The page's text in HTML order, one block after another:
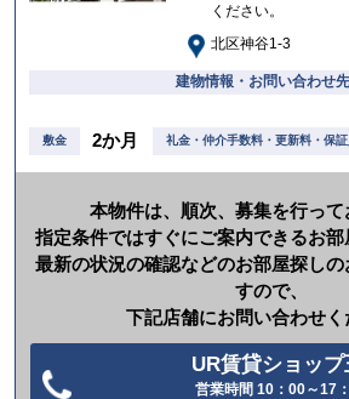
ください。
北区神谷1-3
建物情報・お問い合わせ先
敷金 2か月 礼金・仲介手数料・更新料・保証
本物件は、順次、募集を行って
指定条件ではすぐにご案内できるお部
最新の状況の確認などのお部屋探しの
すので、
下記店舗にお問い合わせく
UR賃貸ショップ
営業時間 10：00～17